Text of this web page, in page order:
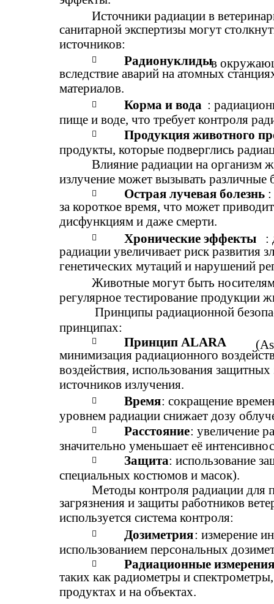
Источники радиации в
санитарной экспертизы могут
источников:
 Радионуклидыв
вследствие аварий на атомных
материалов.
 Корма и вода :
пище и воде, что требует контроля

Продукция животного
продукты, которые подверглись
Влияние радиации на организм
излучение может вызывать
 Острая лучевая болезнь :
за короткое время, что может
дисфункциям и даже смерти.
 Хронические эффекты
:
радиации увеличивает риск развития
генетических мутаций и нарушений
Животные могут быть
регулярное тестирование продукции
Принципы радиационной
принципах:
 Принцип ALARA (As
минимизация радиационного
воздействия, использования
источников излучения.
 Время: сокращение
уровнем радиации снижает дозу
 Расстояние: увеличение
значительно уменьшает её
 Защита: использование
специальных костюмов и масок).
Методы контроля радиации для
загрязнения и защиты работников
используется система контроля:
 Дозиметрия: измерение
использованием персональных

Радиационные измерения
таких как радиометры и
продуктах и на объектах.